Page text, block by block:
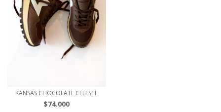
KANSAS CHOCOLATE CELESTE
$74.000